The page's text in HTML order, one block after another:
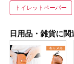
トイレットペーパー
日用品・雑貨に